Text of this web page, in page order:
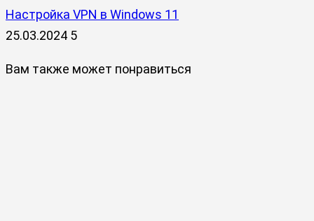
Настройка VPN в Windows 11
25.03.2024 5
Вам также может понравиться